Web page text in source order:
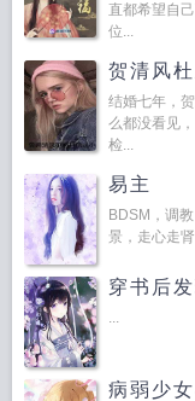
直都希望自
位...
贺清风
结婚七年，
么都没看见
检...
易主
BDSM，调
景，走心走
穿书后
...
病弱少